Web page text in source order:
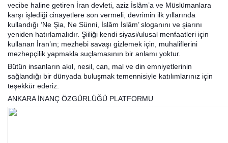
vecibe haline getiren İran devleti, aziz İslâm’a ve Müslümanlara
karşı işlediği cinayetlere son vermeli, devrimin ilk yıllarında
kullandığı ‘Ne Şia, Ne Sünni, İslâm İslâm’ sloganını ve şiarını
yeniden hatırlamalıdır. Şiiliği kendi siyasi/ulusal menfaatleri için
kullanan İran’ın; mezhebi savaşı gizlemek için, muhaliflerini
mezhepçilik yapmakla suçlamasının bir anlamı yoktur.
Bütün insanların akıl, nesil, can, mal ve din emniyetlerinin
sağlandığı bir dünyada buluşmak temennisiyle katılımlarınız için
teşekkür ederiz.
ANKARA İNANÇ ÖZGÜRLÜĞÜ PLATFORMU